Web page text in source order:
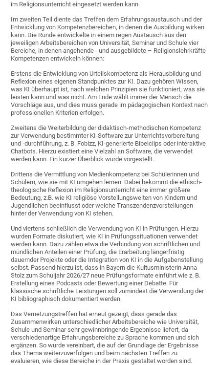
im Religionsunterricht eingesetzt werden kann.
Im zweiten Teil diente das Treffen dem Erfahrungsaustausch und der
Entwicklung von Kompetenzbereichen, in denen die Ausbildung wirken
kann. Die Runde entwickelte in einem regen Austausch aus den
jeweiligen Arbeitsbereichen von Universität, Seminar und Schule vier
Bereiche, in denen angehende - und ausgebildete – Religionslehrkräfte
Kompetenzen entwickeln können:
Erstens die Entwicklung von Urteilskompetenz als Herausbildung und
Reflexion eines eigenen Standpunktes zur KI. Dazu gehören Wissen,
was KI überhaupt ist, nach welchen Prinzipien sie funktioniert, was sie
leisten kann und was nicht. Am Ende wählt immer der Mensch die
Vorschläge aus, und dies muss gerade im pädagogischen Kontext nach
professionellen Kriterien erfolgen.
Zweitens die Weiterbildung der didaktisch-methodischen Kompetenz
zur Verwendung bestimmter KI-Software zur Unterrichtsvorbereitung
und -durchführung, z. B. Fobizz, KI-generierte Bibelclips oder interaktive
Chatbots. Hierzu existiert eine Vielzahl an Software, die verwendet
werden kann. Ein kurzer Überblick wurde vorgestellt.
Drittens die Vermittlung von Medienkompetenz bei Schülerinnen und
Schülern, wie sie mit KI umgehen lernen. Dabei bekommt die ethisch-
theologische Reflexion im Religionsunterricht eine immer größere
Bedeutung, z.B. wie KI religiöse Vorstellungswelten von Kindern und
Jugendlichen beeinflusst oder welche Transzendenzvorstellungen
hinter der Verwendung von KI stehen.
Und viertens schließlich die Verwendung von KI in Prüfungen. Hierzu
wurden Formate diskutiert, wie KI in Prüfungssituationen verwendet
werden kann. Dazu zählen etwa die Verbindung von schriftlichen und
mündlichen Anteilen einer Prüfung, die Erarbeitung längerfristig
dauernder Projekte oder die Integration von KI in die Aufgabenstellung
selbst. Passend hierzu ist, dass in Bayern die Kultusministerin Anna
Stolz zum Schuljahr 2026/27 neue Prüfungsformate einführt wie z. B.
Erstellung eines Podcasts oder Bewertung einer Debatte. Für
klassische schriftliche Leistungen soll zumindest die Verwendung der
KI bibliographisch dokumentiert werden.
Das Vernetzungstreffen hat erneut gezeigt, dass gerade das
Zusammenwirken unterschiedlicher Arbeitsbereiche wie Universität,
Schule und Seminar sehr gewinnbringende Ergebnisse liefert, da
verschiedenartige Erfahrungsbereiche zu Sprache kommen und sich
ergänzen. So wurde vereinbart, die auf der Grundlage der Ergebnisse
das Thema weiterzuverfolgen und beim nächsten Treffen zu
evaluieren, wie diese Bereiche in der Praxis gestaltet worden sind.